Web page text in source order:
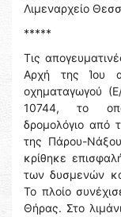
Λιμεναρχείο
*****
Τις
Αρχή της Ίου
οχηματαγωγού
10744, το
δρομολόγιο από
της Πάρου-
κρίθηκε
των δυσμενών
Το πλοίο
Θήρας. Στο